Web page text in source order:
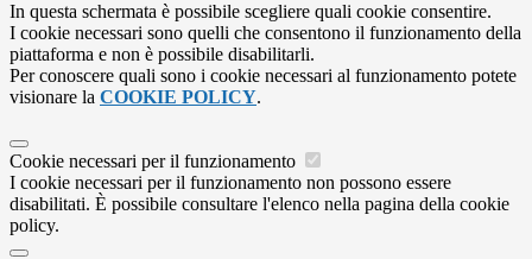
In questa schermata è possibile scegliere quali cookie consentire.
I cookie necessari sono quelli che consentono il funzionamento della
piattaforma e non è possibile disabilitarli.
Per conoscere quali sono i cookie necessari al funzionamento potete
visionare la COOKIE POLICY.
Cookie necessari per il funzionamento
I cookie necessari per il funzionamento non possono essere
disabilitati. È possibile consultare l'elenco nella pagina della cookie
policy.